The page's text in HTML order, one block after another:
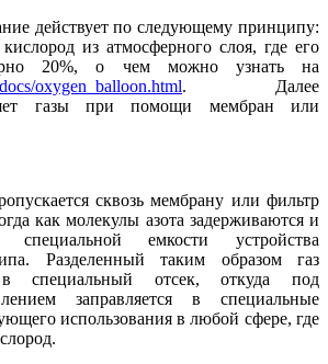
действует по следующему принципу:
из атмосферного слоя, где его
20%, о чем можно узнать на
oxygen_balloon.html. Далее
газы при помощи мембран или
сквозь мембрану или фильтр
как молекулы азота задерживаются и
емкости устройства
Разделенный таким образом газ
в специальный отсек, откуда под
заправляется в специальные
использования в любой сфере, где